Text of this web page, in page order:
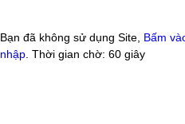
Bạn đã không sử dụng Site, Bấm
nhập . Thời gian chờ: 60 giây